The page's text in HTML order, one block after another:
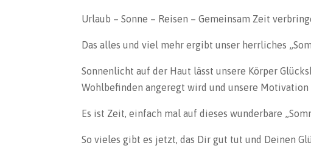
Urlaub – Sonne – Reisen – Gemeinsam Zeit
Das alles und viel mehr ergibt unser herrliches
Sonnenlicht auf der Haut lässt unsere Körper
Wohlbefinden angeregt wird und unsere Motivation
Es ist Zeit, einfach mal auf dieses wunderbare
So vieles gibt es jetzt, das Dir gut tut und Deinen